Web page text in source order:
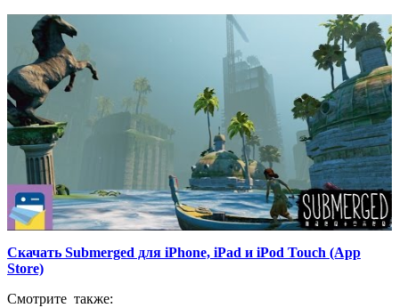
Скачать Submerged для iPhone, iPad и iPod Touch (App
Store)
Смотрите также: